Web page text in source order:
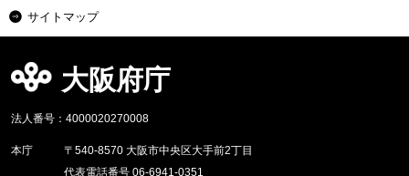
サイトマップ
大阪府庁
法人番号：4000020270008
本庁
〒540-8570 大阪市中央区大手前2丁目
代表電話番号 06-6941-0351